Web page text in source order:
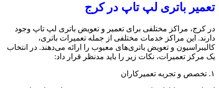
تعمیر باتری لپ‌ تاپ در کرج
در کرج، مراکز مختلفی برای تعمیر و تعویض باتری لپ‌ تاپ وجود
دارند. این مراکز خدمات مختلفی از جمله تعمیرات باتری،
کالیبراسیون و تعویض باتری‌های معیوب را ارائه می‌دهند. در انتخاب
یک مرکز تعمیرات، نکات زیر را باید مدنظر قرار داد:
۱. تخصص و تجربه تعمیرکاران